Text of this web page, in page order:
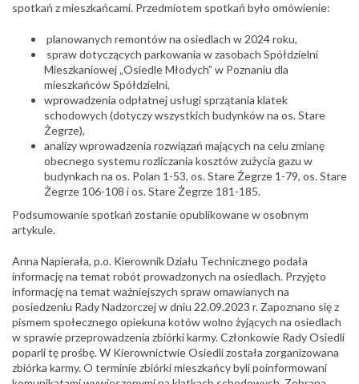
spotkań z mieszkańcami. Przedmiotem spotkań było omówienie:
planowanych remontów na osiedlach w 2024 roku,
spraw dotyczących parkowania w zasobach Spółdzielni
Mieszkaniowej „Osiedle Młodych” w Poznaniu dla
mieszkańców Spółdzielni,
wprowadzenia odpłatnej usługi sprzątania klatek
schodowych (dotyczy wszystkich budynków na os. Stare
Żegrze),
analizy wprowadzenia rozwiązań mających na celu zmianę
obecnego systemu rozliczania kosztów zużycia gazu w
budynkach na os. Polan 1-53, os. Stare Żegrze 1-79, os. Stare
Żegrze 106-108 i os. Stare Żegrze 181-185.
Podsumowanie spotkań zostanie opublikowane w osobnym
artykule.
Anna Napierała, p.o. Kierownik Działu Technicznego podała
informację na temat robót prowadzonych na osiedlach. Przyjęto
informację na temat ważniejszych spraw omawianych na
posiedzeniu Rady Nadzorczej w dniu 22.09.2023 r. Zapoznano się z
pismem społecznego opiekuna kotów wolno żyjących na osiedlach
w sprawie przeprowadzenia zbiórki karmy. Członkowie Rady Osiedli
poparli tę prośbę. W Kierownictwie Osiedli została zorganizowana
zbiórka karmy. O terminie zbiórki mieszkańcy byli poinformowani